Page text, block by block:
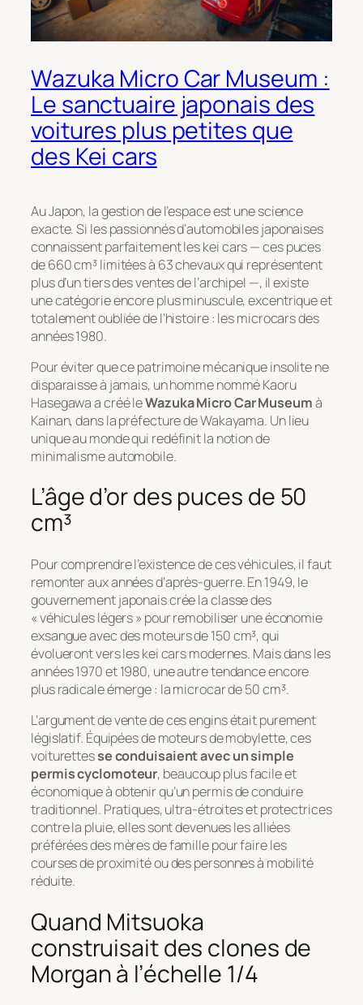
Wazuka Micro Car Museum :
Le sanctuaire japonais des
voitures plus petites que
des Kei cars
Au Japon, la gestion de l’espace est une science
exacte. Si les passionnés d’automobiles japonaises
connaissent parfaitement leskei cars— ces puces
de 660 cm³ limitées à 63 chevaux qui représentent
plus d’un tiers des ventes de l’archipel —, il existe
une catégorie encore plus minuscule, excentrique et
totalement oubliée de l’histoire : les microcars des
années 1980.
Pour éviter que ce patrimoine mécanique insolite ne
disparaisse à jamais, un homme nommé Kaoru
Hasegawa a créé leWazuka Micro Car Museumà
Kainan, dans la préfecture de Wakayama. Un lieu
unique au monde qui redéfinit la notion de
minimalisme automobile.
L’âge d’or des puces de 50
cm³
Pour comprendre l’existence de ces véhicules, il faut
remonter aux années d’après-guerre. En 1949, le
gouvernement japonais crée la classe des
« véhicules légers » pour remobiliser une économie
exsangue avec des moteurs de 150 cm³, qui
évolueront vers les kei cars modernes. Mais dans les
années 1970 et 1980, une autre tendance encore
plus radicale émerge : la microcar de 50 cm³.
L’argument de vente de ces engins était purement
législatif. Équipées de moteurs de mobylette, ces
voiturettesse conduisaient avec un simple
permis cyclomoteur, beaucoup plus facile et
économique à obtenir qu’un permis de conduire
traditionnel. Pratiques, ultra-étroites et protectrices
contre la pluie, elles sont devenues les alliées
préférées des mères de famille pour faire les
courses de proximité ou des personnes à mobilité
réduite.
Quand Mitsuoka
construisait des clones de
Morgan à l’échelle 1/4